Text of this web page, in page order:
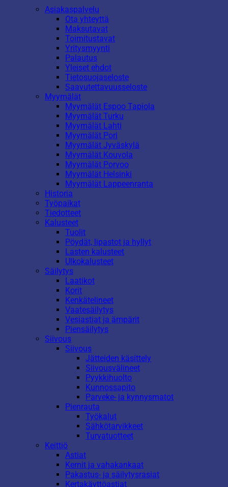
Asiakaspalvelu
Ota yhteyttä
Maksutavat
Toimitustavat
Yritysmyynti
Palautus
Yleiset ehdot
Tietosuojaseloste
Saavutettavuusseloste
Myymälät
Myymälät Espoo Tapiola
Myymälät Turku
Myymälät Lahti
Myymälät Pori
Myymälät Jyväskylä
Myymälät Kouvola
Myymälät Porvoo
Myymälät Helsinki
Myymälät Lappeenranta
Historia
Työpaikat
Tiedotteet
Kalusteet
Tuolit
Pöydät, lipastot ja hyllyt
Lasten kalusteet
Ulkokalusteet
Säilytys
Laatikot
Korit
Kenkätelineet
Vaatesäilytys
Vesiastiat ja ämpärit
Piensäilytys
Siivous
Siivous
Jätteiden käsittely
Siivousvälineet
Pyykkihuolto
Kunnossapito
Parveke- ja kynnysmatot
Pienrauta
Työkalut
Sähkötarvikkeet
Turvatuotteet
Keittiö
Astiat
Kernit ja vahakankaat
Pakastus- ja säilytysrasiat
Kertakäyttöastiat